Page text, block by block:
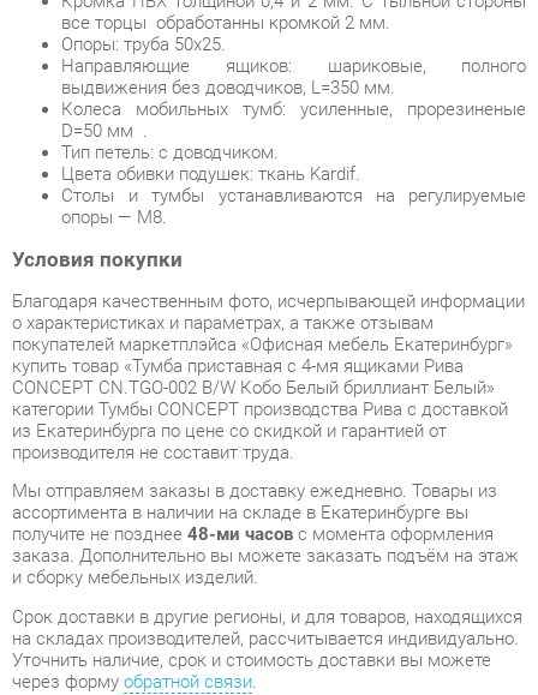
D=50 мм .
Тип петель: с доводчиком.
Цвета обивки подушек: ткань Kardif.
Столы и тумбы устанавливаются на регулируемые
опоры — М8.
Условия покупки
Благодаря качественным фото, исчерпывающей информации
о характеристиках и параметрах, а также отзывам
покупателей маркетплэйса «Офисная мебель Екатеринбург»
CONCEPT CN.TGO-002 B/W Кобо Белый бриллиант Белый»
из Екатеринбурга по цене со скидкой и гарантией от
производителя не составит труда.
Мы отправляем заказы в доставку ежедневно. Товары из
ассортимента в наличии на складе в Екатеринбурге вы
получите не позднее48-ми часовс момента оформления
заказа. Дополнительно вы можете заказать подъём на этаж
и сборку мебельных изделий.
Срок доставки в другие регионы, и для товаров, находящихся
на складах производителей, рассчитывается индивидуально.
Уточнить наличие, срок и стоимость доставки вы можете
через форму обратной связи
В любой момент до передачи заказа в доставку, а также в
изменить выборили принять решение об отказе от покупки.
Несмотря на качественную упаковку, тумбы concept могут
быть повреждены при транспортировке. Если Вы заметили